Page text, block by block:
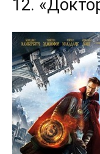
12.